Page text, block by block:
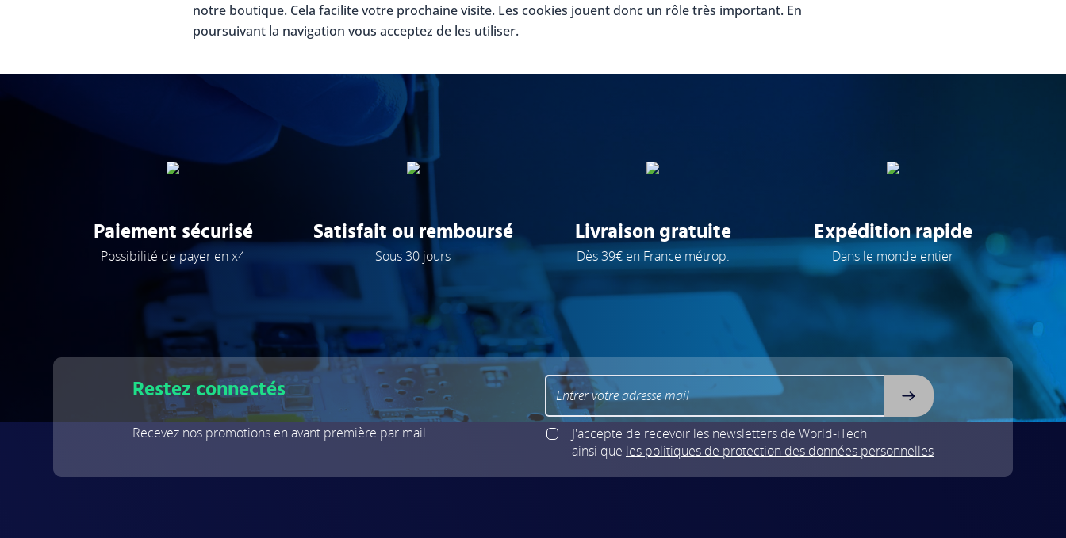
notre boutique. Cela facilite votre prochaine visite. Les cookies jouent donc un rôle très important. En
poursuivant la navigation vous acceptez de les utiliser.
Paiement sécurisé
Possibilité de payer en x4
Satisfait ou remboursé
Sous 30 jours
Livraison gratuite
Dès 39€ en France métrop.
Expédition rapide
Dans le monde entier
Restez connectés
Recevez nos promotions en avant première par mail
J'accepte de recevoir les newsletters de World-iTech
ainsi que les politiques de protection des données personnelles